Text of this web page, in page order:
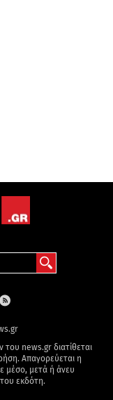
news.gr διατίθεται
Απαγορεύεται η
μέσο, μετά ή άνευ
εκδότη.